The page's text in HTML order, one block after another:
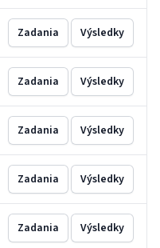
Zadania Výsledky
Zadania Výsledky
Zadania Výsledky
Zadania Výsledky
Zadania Výsledky